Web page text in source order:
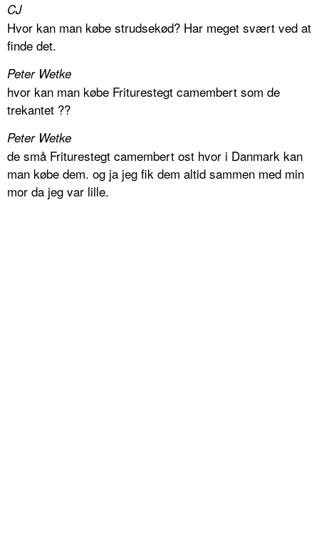
CJ
Hvor kan man købe strudsekød? Har meget svært ved at
finde det.
Peter Wetke
hvor kan man købe Friturestegt camembert som de
trekantet ??
Peter Wetke
de små Friturestegt camembert ost hvor i Danmark kan
man købe dem. og ja jeg fik dem altid sammen med min
mor da jeg var lille.